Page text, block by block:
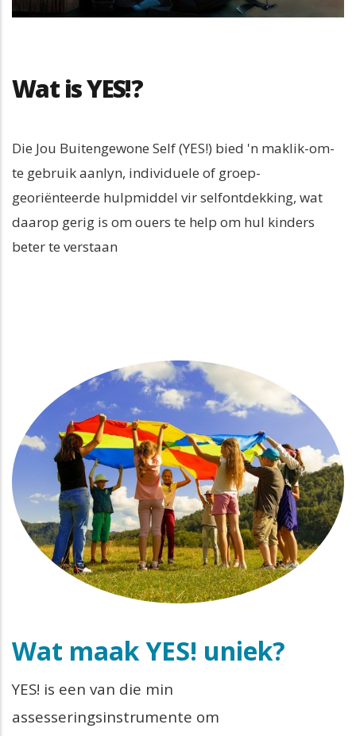
Wat is YES!?
Die Jou Buitengewone Self (YES!) bied 'n maklik-om-
te gebruik aanlyn, individuele of groep-
georiënteerde hulpmiddel vir selfontdekking, wat
daarop gerig is om ouers te help om hul kinders
beter te verstaan
Wat maak YES! uniek?
YES! is een van die min
assesseringsinstrumente om